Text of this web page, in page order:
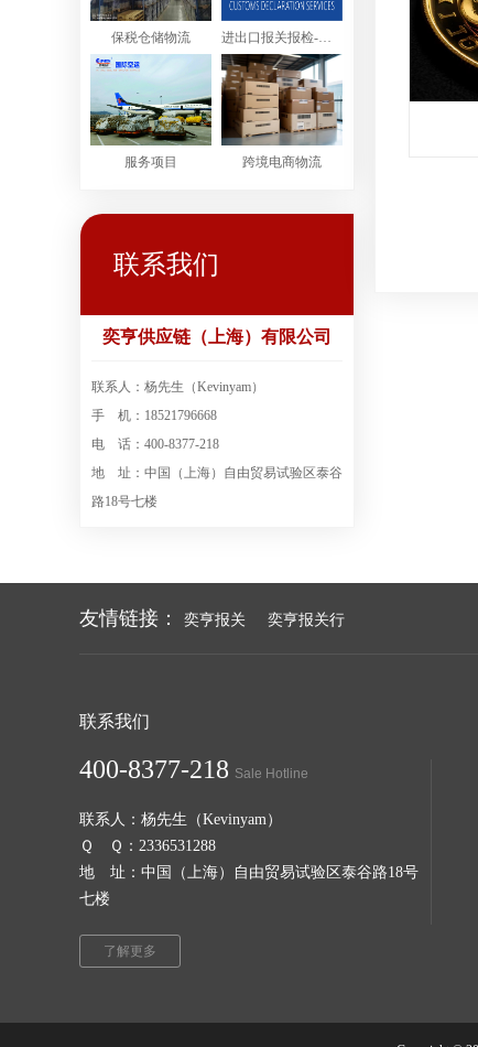
保税仓储物流 进出口报关报检-进出口清关服务
服务项目 跨境电商物流
联系我们
奕亨供应链（上海）有限公司
联系人：杨先生（Kevinyam）
手 机：18521796668
电 话：400-8377-218
地 址：中国（上海）自由贸易试验区泰谷
路18号七楼
友情链接： 奕亨报关 奕亨报关行
联系我们
400-8377-218 Sale Hotline
联系人：杨先生（Kevinyam）
Ｑ Ｑ：2336531288
地 址：中国（上海）自由贸易试验区泰谷路18号
七楼
了解更多